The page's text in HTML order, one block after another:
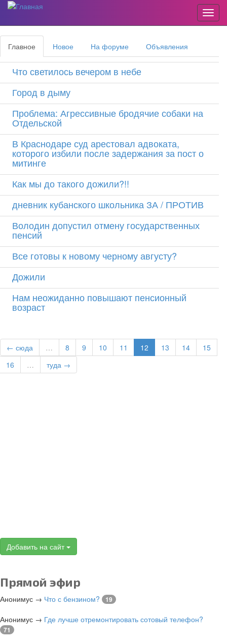
основному
содержанию
Главные
вкладки
Главное (активная
вкладка)
Новое На форуме Объявления
Что светилось вечером в небе
Город в дыму
Проблема: Агрессивные бродячие собаки на
Отдельской
В Краснодаре суд арестовал адвоката,
которого избили после задержания за пост о
митинге
Как мы до такого дожили?!!
дневник кубанского школьника ЗА / ПРОТИВ
Володин допустил отмену государственных
пенсий
Все готовы к новому черному августу?
Дожили
Нам неожиданно повышают пенсионный
возраст
← сюда … 8 9 10 11 12 13 14
15
16
… туда →
Добавить на сайт
Прямой эфир
Анонимус → Что с бензином? 19
Анонимус → Где лучше отремонтировать сотовый телефон?
71